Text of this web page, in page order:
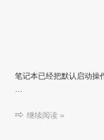
笔记本已经把默认启动操
…
继续阅读 »